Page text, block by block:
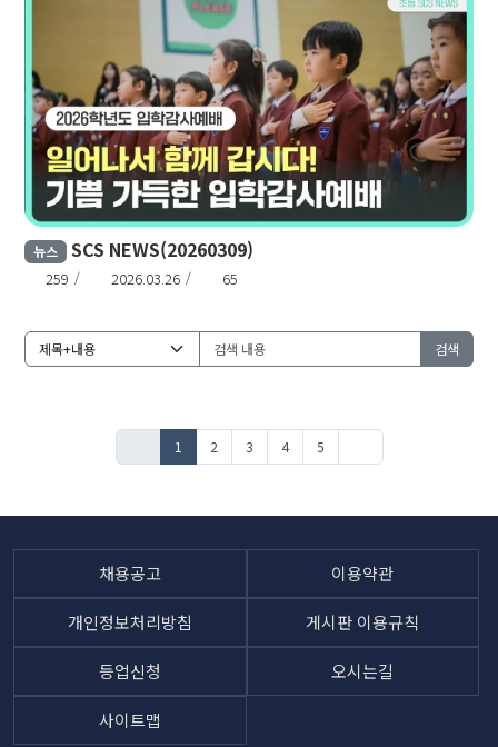
뉴스 SCS NEWS(20260309)
259 2026.03.26 65
검색
1 2 3 4 5
채용공고 이용약관
개인정보처리방침 게시판 이용규칙
등업신청 오시는길
사이트맵